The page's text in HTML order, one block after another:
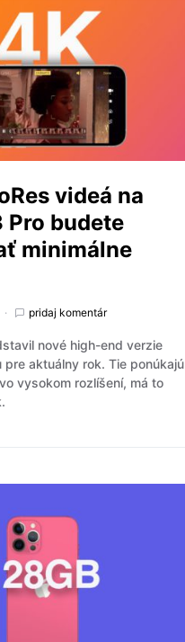
videá na
Pro budete
minimálne
pridaj komentár
nové high-end verzie
pre aktuálny rok. Tie ponúkajú
vysokom rozlíšení, má to